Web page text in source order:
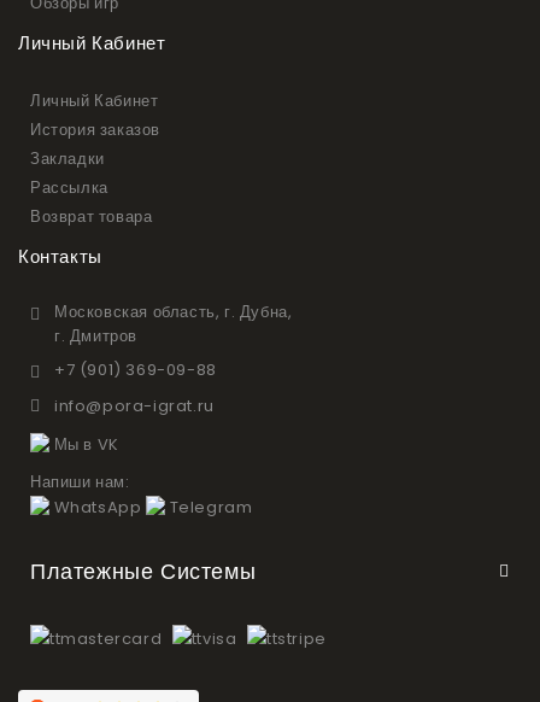
Личный Кабинет
Личный Кабинет
История заказов
Закладки
Рассылка
Возврат товара
Контакты
Московская область, г. Дубна,
г. Дмитров
+7 (901) 369-09-88
info@pora-igrat.ru
Мы в VK
Напиши нам:
WhatsApp
Telegram
Платежные Системы